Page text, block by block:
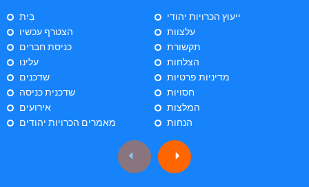
בַּיִת
הצטרף עכשיו
כניסת חברים
עלינו
שדכנים
שדכנית כניסה
אירועים
מאמרים הכרויות יהודים
ייעוץ הכרויות יהודי
עלצוות
תקשורת
הצלחות
מדיניות פרטיות
חסויות
המלצות
הנחות